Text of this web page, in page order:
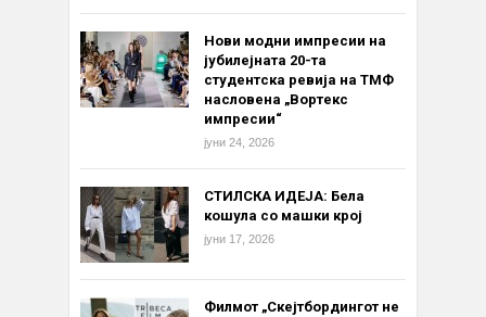
Нови модни импресии на
јубилејната 20-та
студентска ревија на ТМФ
насловена „Вортекс
импресии“
јуни 24, 2026
СТИЛСКА ИДЕЈА: Бела
кошула со машки крој
јуни 17, 2026
Филмот „Скејтбордингот не